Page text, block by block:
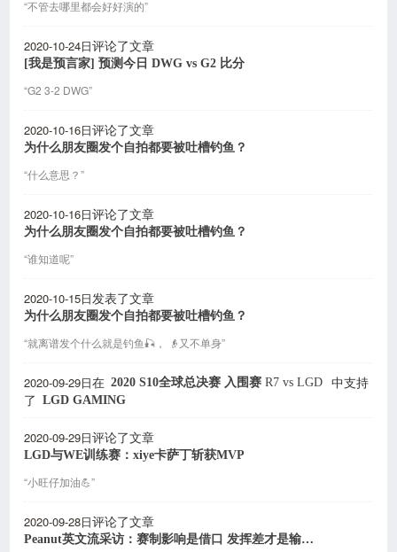
“不管去哪里都会好好演的”
2020-10-24日评论了文章
[我是预言家] 预测今日 DWG vs G2 比分
“G2 3-2 DWG”
2020-10-16日评论了文章
为什么朋友圈发个自拍都要被吐槽钓鱼？
“什么意思？”
2020-10-16日评论了文章
为什么朋友圈发个自拍都要被吐槽钓鱼？
“谁知道呢”
2020-10-15日发表了文章
为什么朋友圈发个自拍都要被吐槽钓鱼？
“就离谱发个什么就是钓鱼🎣， 👴又不单身”
2020-09-29日在 2020 S10全球总决赛 入围赛R7 vs LGD
中支持
了
LGD GAMING
2020-09-29日评论了文章
LGD与WE训练赛：xiye卡萨丁斩获MVP
“小旺仔加油💪”
2020-09-28日评论了文章
Peanut英文流采访：赛制影响是借口 发挥差才是输的原因所在